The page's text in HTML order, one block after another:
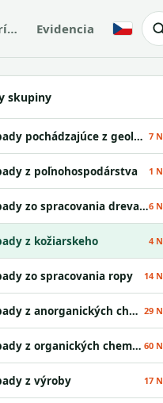
Evidencia Česky
skupiny
Odpady pochádzajúce z geologického prieskumu 7 N
z poľnohospodárstva 1 N
Odpady zo spracovania dreva a z výroby papiera6 N
z kožiarskeho 4 N
zo spracovania ropy 14 N
Odpady z anorganických chemických procesov 29 N
Odpady z organických chemických procesov 60 N
z výroby 17 N